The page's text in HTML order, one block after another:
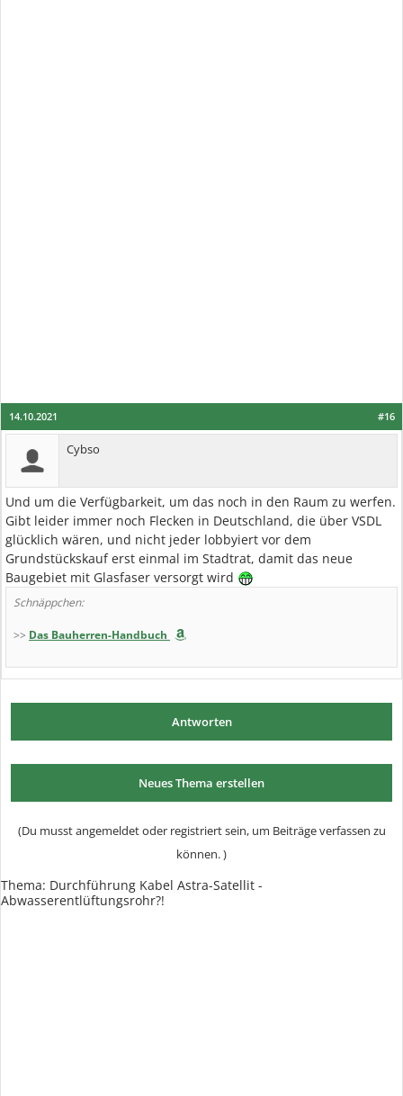
#16
14.10.2021
Cybso
Und um die Verfügbarkeit, um das noch in den Raum zu werfen.
Gibt leider immer noch Flecken in Deutschland, die über VSDL
glücklich wären, und nicht jeder lobbyiert vor dem
Grundstückskauf erst einmal im Stadtrat, damit das neue
Baugebiet mit Glasfaser versorgt wird
Schnäppchen:
>> Das Bauherren-Handbuch
Antworten
Neues Thema erstellen
(Du musst angemeldet oder registriert sein, um Beiträge verfassen zu
können. )
Thema: Durchführung Kabel Astra-Satellit -
Abwasserentlüftungsrohr?!